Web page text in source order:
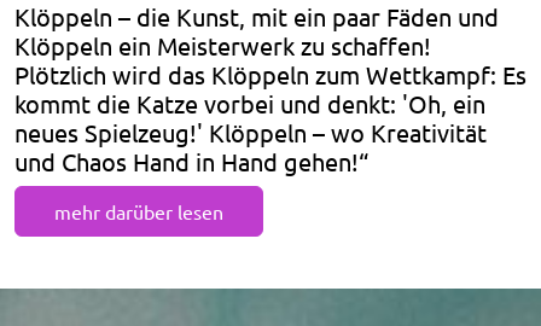
Klöppeln – die Kunst, mit ein paar Fäden und
Klöppeln ein Meisterwerk zu schaffen!
Plötzlich wird das Klöppeln zum Wettkampf: Es
kommt die Katze vorbei und denkt: 'Oh, ein
neues Spielzeug!' Klöppeln – wo Kreativität
und Chaos Hand in Hand gehen!“
mehr darüber lesen